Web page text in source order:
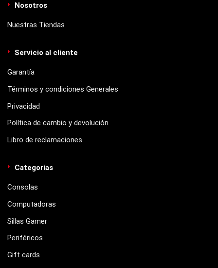
Nosotros
Nuestras Tiendas
Servicio al cliente
Garantía
Términos y condiciones Generales
Privacidad
Política de cambio y devolución
Libro de reclamaciones
Categorías
Consolas
Computadoras
Sillas Gamer
Periféricos
Gift cards